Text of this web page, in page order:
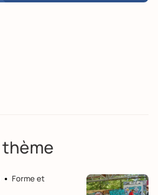
thème
Forme et